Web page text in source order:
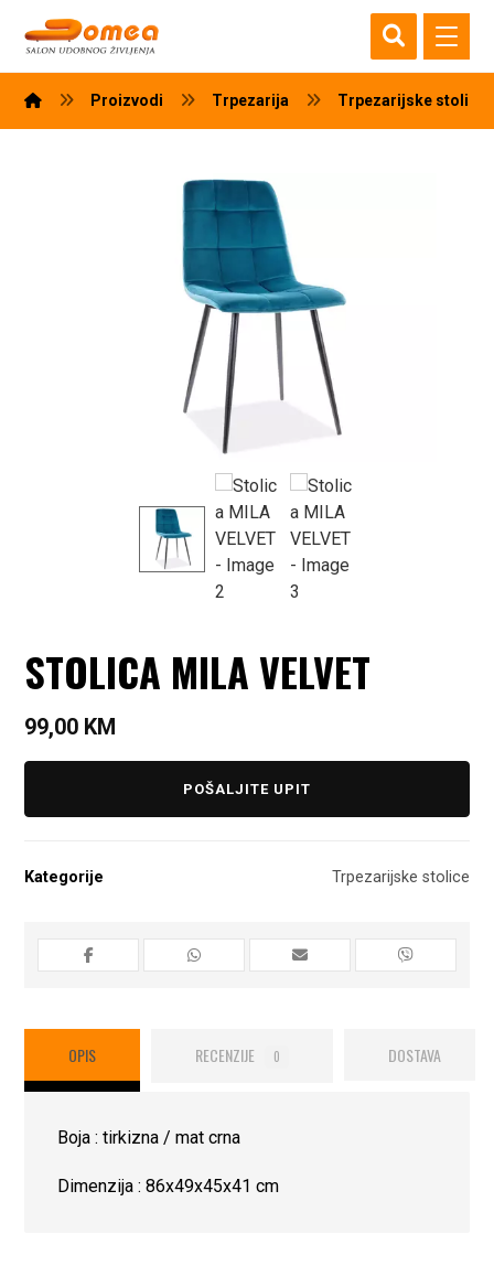
Proizvodi Trpezarija Trpezarijske stolice
STOLICA MILA VELVET
99,00 KM
POŠALJITE UPIT
Kategorije Trpezarijske stolice
OPIS RECENZIJE 0 DOSTAVA
Boja : tirkizna / mat crna
Dimenzija : 86x49x45x41 cm